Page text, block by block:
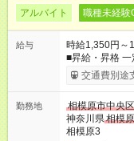
アルバイト 職種未経験
給与
時給1,350円～
■昇給・昇格
まで昇給の機会があります。 ■
月25日支払い
☆Amazon直雇用で安定
り 試用期間の
す。
交通費別途
勤務地
相模原市中央区
神奈川県相模
相模原3